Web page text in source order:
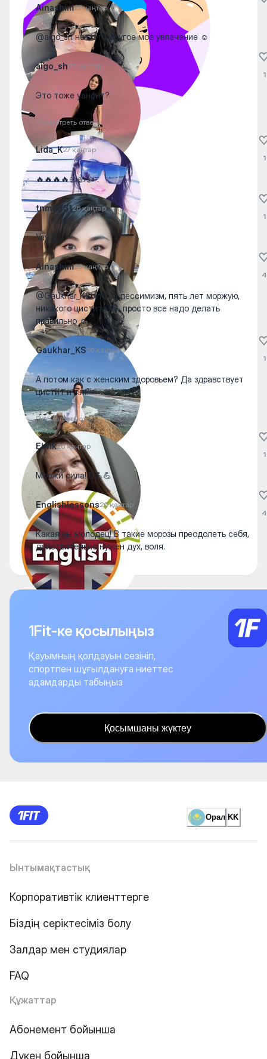
Ainashim27 қаңтар
@aigo_sh нет, это другое мое увлечение ☺️
aigo_sh27 қаңтар
Это тоже уанфит?
Посмотреть ответы
1
Lida_K27 қаңтар
🔥🔥🔥🔥👍👍👍
1
tnm033126 қаңтар
Уау 💪
1
Ainashim26 қаңтар
@Gaukhar_KS что за пессимизм, пять лет моржую,
никакого цистита 😀, просто все надо делать
правильно ☺️
4
Gaukhar_KS26 қаңтар
А потом как с женским здоровьем? Да здравствует
цистит и т.п.?
Посмотреть ответы
1
El4ik26 қаңтар
Моржи сила!💪💪💪
1
Englishlessons26 қаңтар
Какая вы молодец! В такие морозы преодолеть себя,
действительно нужен дух, воля.
4
1Fit-ке қосылыңыз
Қауымның қолдауын сезініп,
спортпен шұғылдануға ниеттес
адамдарды табыңыз
Қосымшаны жүктеу
Орал KK
Ынтымақтастық
Корпоративтік клиенттерге
Біздің серіктесіміз болу
Залдар мен студиялар
FAQ
Құжаттар
Абонемент бойынша
Дүкен бойынша